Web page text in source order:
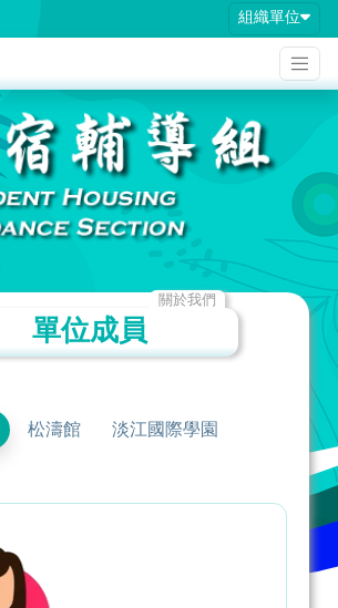
組織單位
關於我們
單位成員
松濤館 淡江國際學園